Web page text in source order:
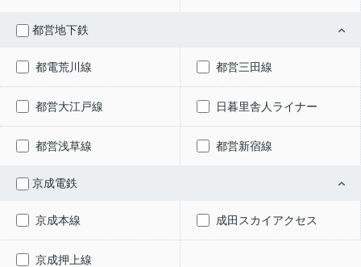
都営地下鉄
都電荒川線 都営三田線
都営大江戸線 日暮里舎人ライナー
都営浅草線 都営新宿線
京成電鉄
京成本線 成田スカイアクセス
京成押上線